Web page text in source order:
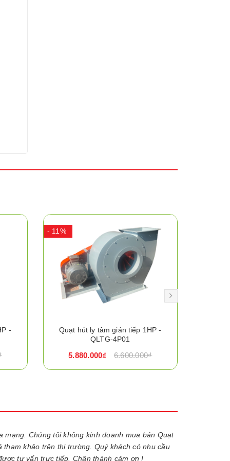
-
- 11%
Quạt hút ly tâm gián tiếp 1HP -
QLTG-4P01
5.880.000₫ 6.600.000₫
mạng. Chúng tôi không kinh doanh mua bán Quạt
khảo trên thị trường. Quý khách có nhu cầu
tư vấn trực tiếp. Chân thành cảm ơn !